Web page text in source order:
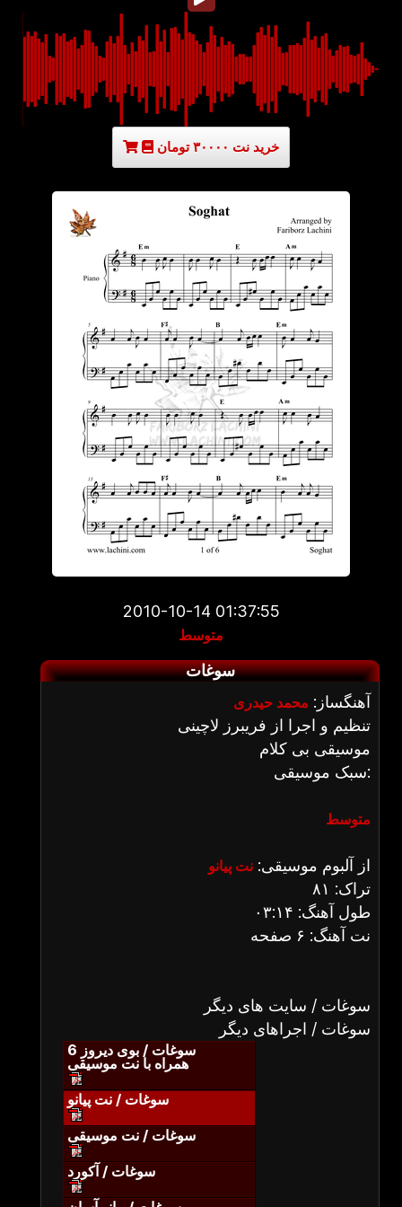
خرید نت ۳۰۰۰۰ تومان
2010-10-14 01:37:55
متوسط
سوغات
آهنگساز: محمد حیدری
تنظیم و اجرا از فریبرز لاچینی
موسیقی بی کلام
سبک موسیقی:
متوسط
از آلبوم موسیقی: نت پیانو
تراک: ۸۱
طول آهنگ: ۰۳:۱۴
نت آهنگ: ۶ صفحه
سوغات / سایت های دیگر
سوغات / اجراهای دیگر
سوغات / بوی دیروز 6
همراه با نت موسیقی
سوغات / نت پیانو
سوغات / نت موسیقی
سوغات / آکورد